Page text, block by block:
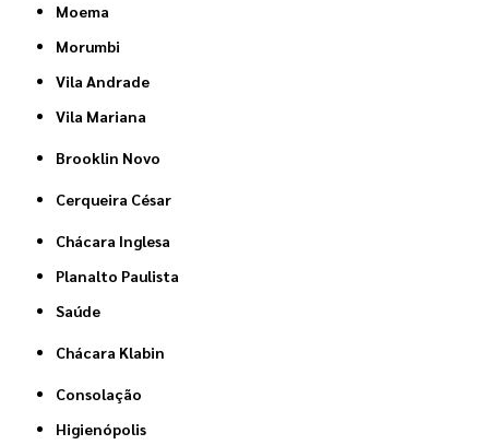
Moema
Morumbi
Vila Andrade
Vila Mariana
Brooklin Novo
Cerqueira César
Chácara Inglesa
Planalto Paulista
Saúde
Chácara Klabin
Consolação
Higienópolis